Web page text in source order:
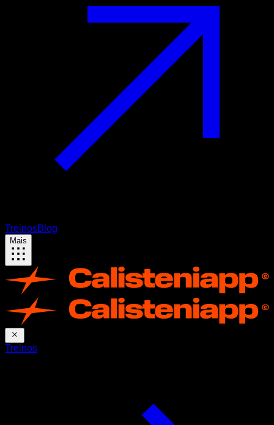
TreinosBlog
Mais
Treinos